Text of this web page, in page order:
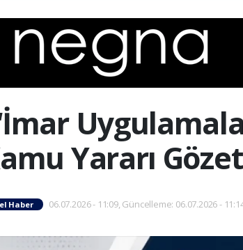
Yararı
Haber 06.07.2026 - 11:09, Güncelleme: 06.07.2026 -